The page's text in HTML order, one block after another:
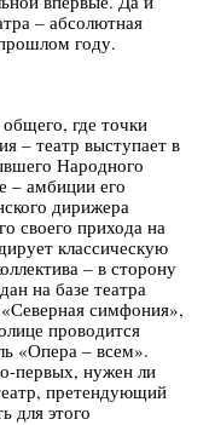
– абсолютная
году.
где точки
– театр выступает в
Народного
– амбиции его
дирижера
своего прихода на
классическую
– в сторону
на базе театра
симфония»,
проводится
«Опера – всем».
первых, нужен ли
претендующий
для этого